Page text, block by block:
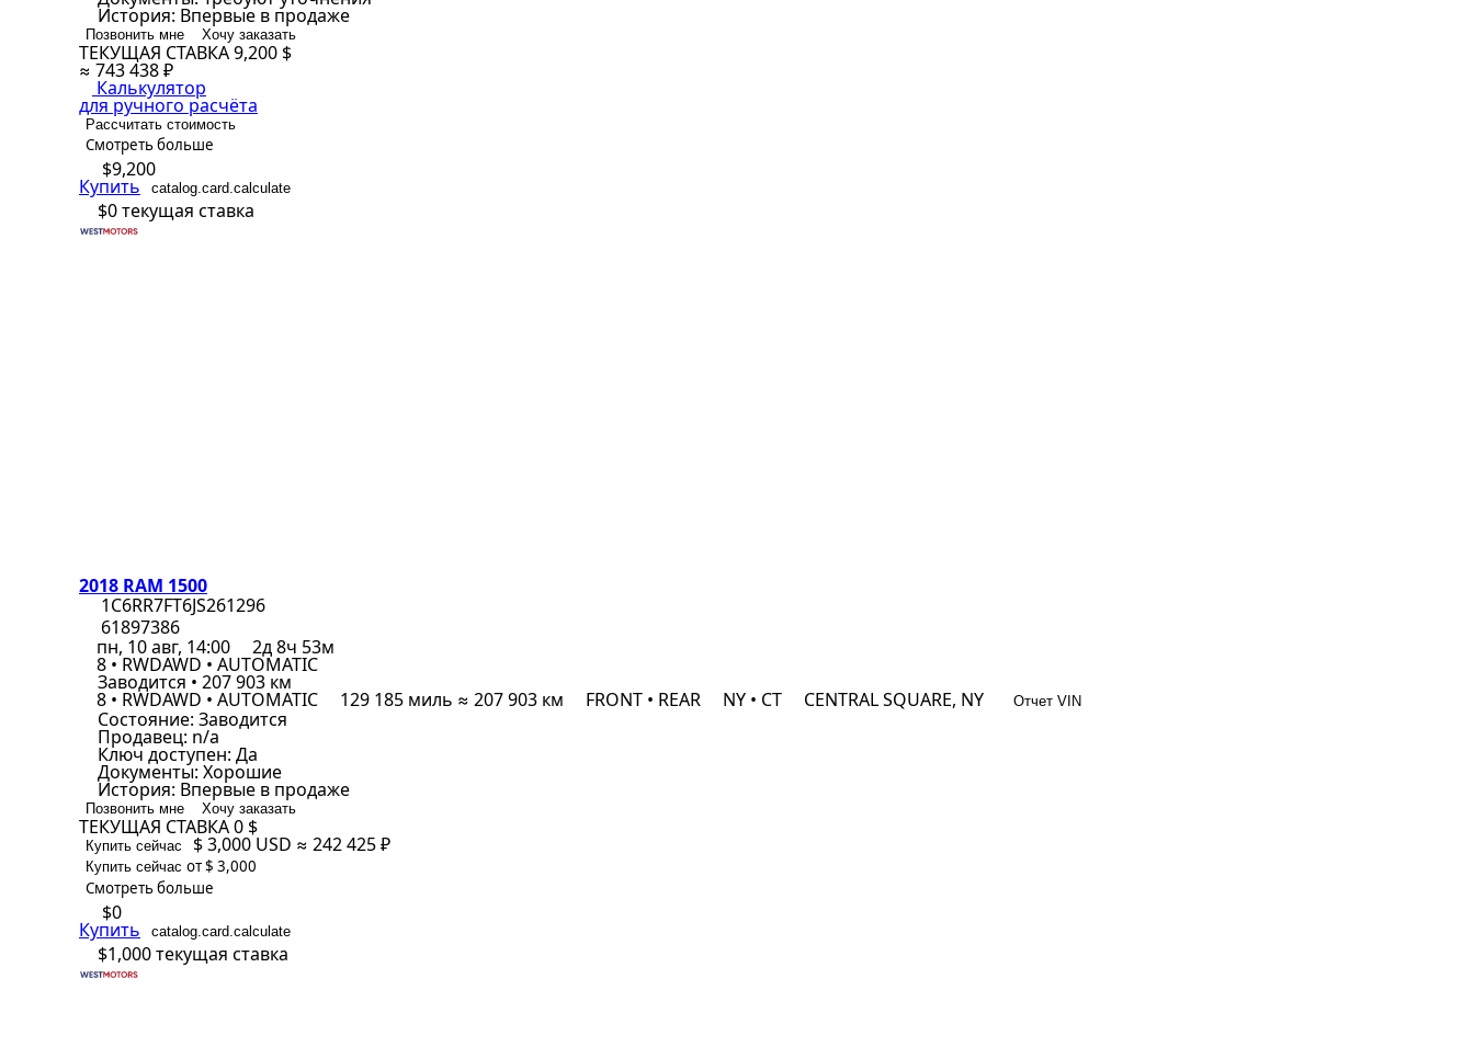
История: Впервые в продаже
Позвонить мне Хочу заказать
ТЕКУЩАЯ СТАВКА9,200 $
≈ 743 438 ₽
Калькулятор
для ручного расчёта
Рассчитать стоимость
Смотреть больше
$9,200
Купить catalog.card.calculate
$0текущая ставка
2018 RAM 1500
1C6RR7FT6JS261296
61897386
пн, 10 авг, 14:00
2д 8ч 53м
8 • RWDAWD • AUTOMATIC
Заводится • 207 903 км
8 • RWDAWD • AUTOMATIC 129 185 миль ≈ 207 903 км FRONT • REAR NY • CT CENTRAL SQUARE, NY Отчет VIN
Состояние: Заводится
Продавец: n/a
Ключ доступен: Да
Документы: Хорошие
История: Впервые в продаже
Позвонить мне Хочу заказать
ТЕКУЩАЯ СТАВКА0 $
Купить сейчас $ 3,000 USD ≈ 242 425 ₽
Купить сейчас от $ 3,000
Смотреть больше
$0
Купить catalog.card.calculate
$1,000текущая ставка